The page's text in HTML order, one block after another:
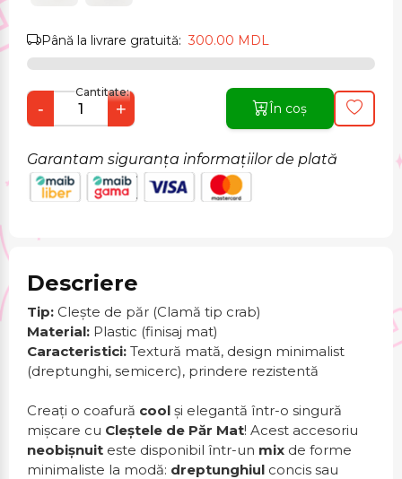
Până la livrare gratuită:300.00 MDL
Cantitate:
- + În coș
Garantam siguranța informațiilor de plată
Descriere
Tip: Clește de păr (Clamă tip crab)
Material: Plastic (finisaj mat)
Caracteristici: Textură mată, design minimalist
(dreptunghi, semicerc), prindere rezistentă
Creați o coafură cool și elegantă într-o singură
mișcare cu Cleștele de Păr Mat! Acest accesoriu
neobișnuit este disponibil într-un mix de forme
minimaliste la modă: dreptunghiul concis sau